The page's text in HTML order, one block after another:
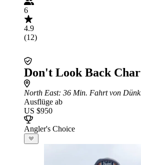
6
4.9
(12)
Don't Look Back
North East: 36 Min. Fahrt von
Ausflüge ab
US $950
Angler's Choice